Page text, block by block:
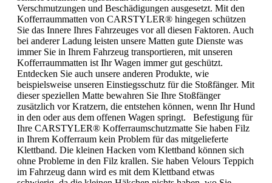
Verschmutzungen und Beschädigungen ausgesetzt. Mit den
Kofferraummatten von CARSTYLER® hingegen schützen
Sie das Innere Ihres Fahrzeuges vor all diesen Faktoren. Auch
bei anderer Ladung leisten unsere Matten gute Dienste was
immer Sie in Ihrem Fahrzeug transportieren, mit unseren
Kofferraummatten ist Ihr Wagen immer gut geschützt.
Entdecken Sie auch unsere anderen Produkte, wie
beispielsweise unseren Einstiegsschutz für die Stoßfänger. Mit
dieser speziellen Matte bewahren Sie Ihre Stoßfänger
zusätzlich vor Kratzern, die entstehen können, wenn Ihr Hund
in den oder aus dem offenen Wagen springt. Befestigung für
Ihre CARSTYLER® Kofferraumschutzmatte Sie haben Filz
in Ihrem Kofferraum kein Problem für das mitgelieferte
Klettband. Die kleinen Hacken vom Klettband können sich
ohne Probleme in den Filz krallen. Sie haben Velours Teppich
im Fahrzeug dann wird es mit dem Klettband etwas